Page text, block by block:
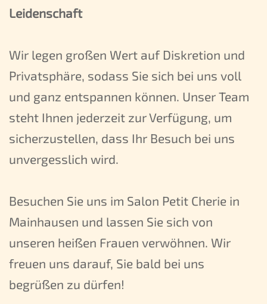
Leidenschaft
Wir legen großen Wert auf Diskretion und
Privatsphäre, sodass Sie sich bei uns voll
und ganz entspannen können. Unser Team
steht Ihnen jederzeit zur Verfügung, um
sicherzustellen, dass Ihr Besuch bei uns
unvergesslich wird.
Besuchen Sie uns im Salon Petit Cherie in
Mainhausen und lassen Sie sich von
unseren heißen Frauen verwöhnen. Wir
freuen uns darauf, Sie bald bei uns
begrüßen zu dürfen!